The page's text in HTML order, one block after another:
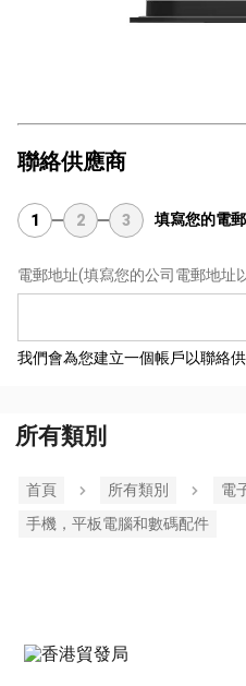
聯絡供應商
1 2 3 填寫您的電
電郵地址(填寫您的公司電郵地址
我們會為您建立一個帳戶以聯絡
所有類別
首頁 所有類別 電
手機，平板電腦和數碼配件